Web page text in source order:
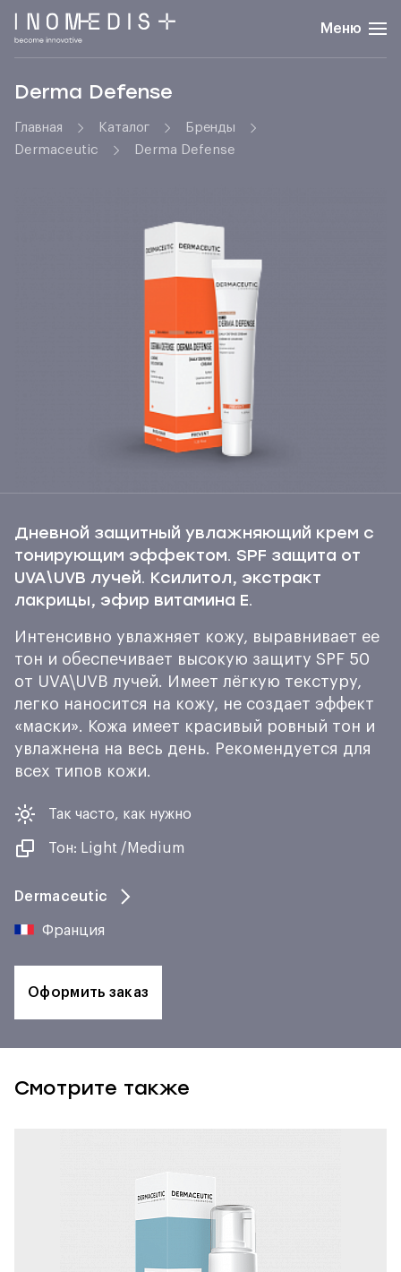
Меню
Derma Defense
Главная Каталог
Бренды
Dermaceutic
Derma Defense
Дневной защитный увлажняющий крем с
тонирующим эффектом. SPF защита от
UVA\UVB лучей. Ксилитол, экстракт
лакрицы, эфир витамина Е.
Интенсивно увлажняет кожу, выравнивает ее
тон и обеспечивает высокую защиту SPF 50
от UVA\UVB лучей. Имеет лёгкую текстуру,
легко наносится на кожу, не создает эффект
«маски». Кожа имеет красивый ровный тон и
увлажнена на весь день. Рекомендуется для
всех типов кожи.
Так часто, как нужно
Тон: Light /Medium
Dermaceutic
Франция
Оформить заказ
Смотрите также